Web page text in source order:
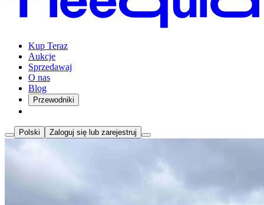
Kup Teraz
Aukcje
Sprzedawaj
O nas
Blog
Przewodniki
Polski Zaloguj się lub zarejestruj